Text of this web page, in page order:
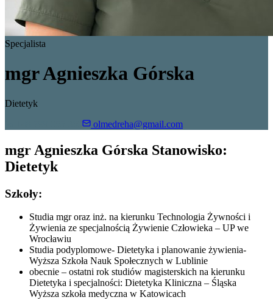
Specjalista
mgr Agnieszka Górska
Dietetyk
olmedreha@gmail.com
mgr Agnieszka Górska Stanowisko:
Dietetyk
Szkoły:
Studia mgr oraz inż. na kierunku Technologia Żywności i
Żywienia ze specjalnością Żywienie Człowieka – UP we
Wrocławiu
Studia podyplomowe- Dietetyka i planowanie żywienia-
Wyższa Szkoła Nauk Społecznych w Lublinie
obecnie – ostatni rok studiów magisterskich na kierunku
Dietetyka i specjalności: Dietetyka Kliniczna – Śląska
Wyższa szkoła medyczna w Katowicach